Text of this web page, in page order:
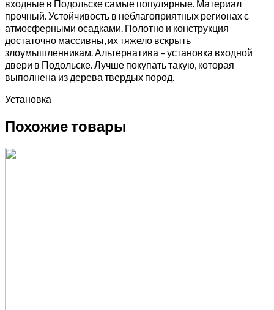
входные в Подольске самые популярные. Материал
прочный. Устойчивость в неблагоприятных регионах с
атмосферными осадками. Полотно и конструкция
достаточно массивны, их тяжело вскрыть
злоумышленникам. Альтернатива – установка входной
двери в Подольске. Лучше покупать такую, которая
выполнена из дерева твердых пород.
Установка
Похожие товары